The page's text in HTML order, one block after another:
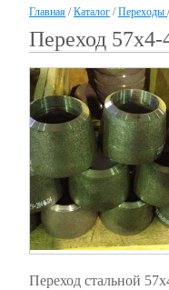
Главная /Каталог /Переходы
Переход 57х4-
Переход стальной